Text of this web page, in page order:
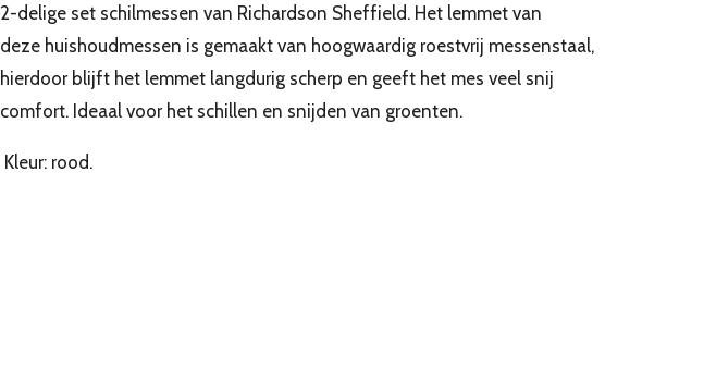
2-delige set schilmessen van Richardson Sheffield. Het lemmet van
deze huishoudmessen is gemaakt van hoogwaardig roestvrij messenstaal,
hierdoor blijft het lemmet langdurig scherp en geeft het mes veel snij
comfort. Ideaal voor het schillen en snijden van groenten.
Kleur: rood.